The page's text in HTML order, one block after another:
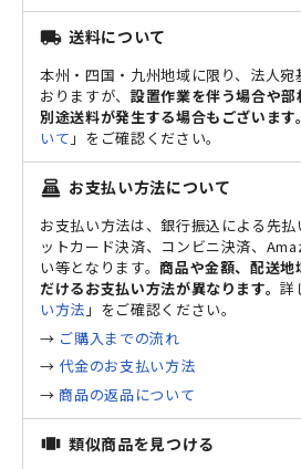
local_shipping 送料について
本州・四国・九州地域に限り、法人宛
おりますが、 設置作業を伴う場合や部
別途送料が発生する場合もございます。
いて 」をご確認ください。
point_of_sale お支払い方法について
お支払い方法は、銀行振込による先
ットカード決済、コンビニ決済、
い等となります。商品や金額、配送地
だけるお支払い方法が異なります。詳
い方法 」をご確認ください。
→ ご購入までの流れ
→代金のお支払い方法
→ 商品の返品について
view_carousel 類似商品を見つける